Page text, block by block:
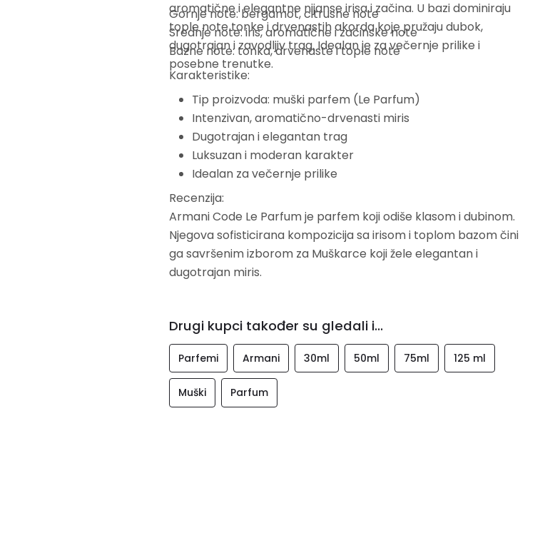
aromatične i elegantne nijanse irisa i začina. U bazi dominiraju
tople note tonke i drvenastih akorda koje pružaju dubok,
dugotrajan i zavodljiv trag. Idealan je za večernje prilike i
posebne trenutke.
Gornje note: bergamot, citrusne note
Srednje note: iris, aromatične i začinske note
Bazne note: tonka, drvenaste i tople note
Karakteristike:
Tip proizvoda: muški parfem (Le Parfum)
Intenzivan, aromatično-drvenasti miris
Dugotrajan i elegantan trag
Luksuzan i moderan karakter
Idealan za večernje prilike
Recenzija:
Armani Code Le Parfum je parfem koji odiše klasom i dubinom.
Njegova sofisticirana kompozicija sa irisom i toplom bazom čini
ga savršenim izborom za Muškarce koji žele elegantan i
dugotrajan miris.
Drugi kupci također su gledali i...
Parfemi Armani 30ml 50ml 75ml 125 ml
Muški Parfum